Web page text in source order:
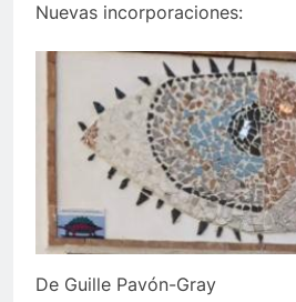
Nuevas incorporaciones:
De Guille Pavón-Gray